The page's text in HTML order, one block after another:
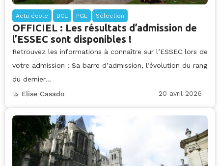
Actu école BCE PGE Sélection
OFFICIEL : Les résultats d’admission de
l’ESSEC sont disponibles !
Retrouvez les informations à connaître sur l’ESSEC lors de
votre admission : Sa barre d’admission, l’évolution du rang
du dernier...
Elise Casado
20 avril 2026